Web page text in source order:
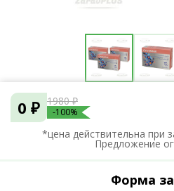
0 ₽ 1980 ₽
-100%
*цена действительна при
Предложение
Форма